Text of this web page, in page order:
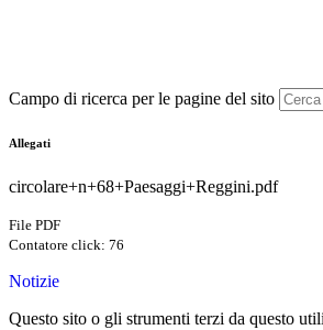
Campo di ricerca per le pagine del sito
Allegati
circolare+n+68+Paesaggi+Reggini.pdf
File PDF
Contatore click: 76
Notizie
Questo sito o gli strumenti terzi da questo